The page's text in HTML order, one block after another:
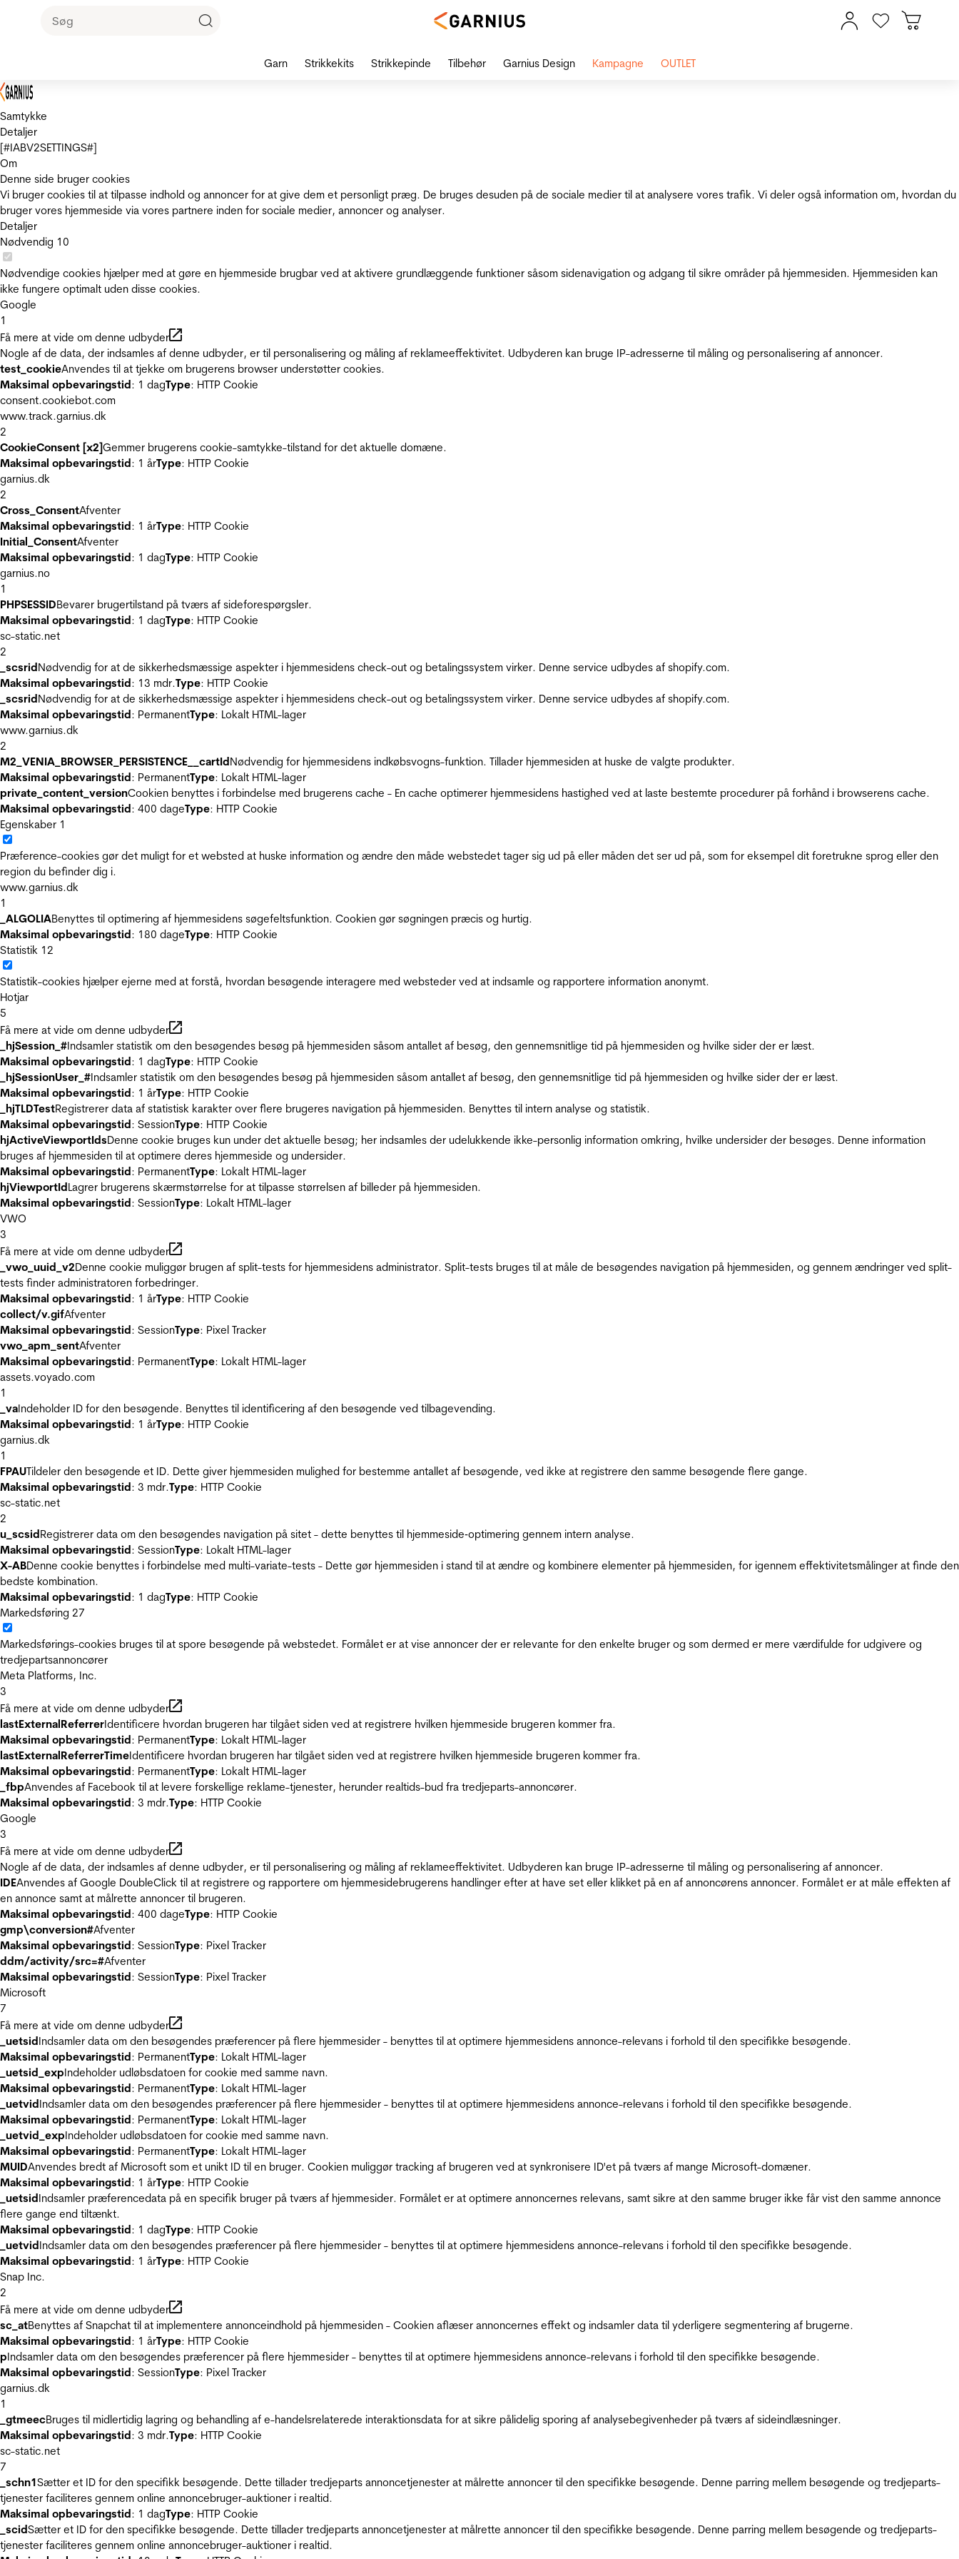
Samtykke
Detaljer
[#IABV2SETTINGS#]
Om
Denne side bruger cookies
Vi bruger cookies til at tilpasse indhold og annoncer for at give dem et personligt præg. De bruges desuden på de sociale medier til at analysere vores trafik. Vi deler også information om, hvordan du
bruger vores hjemmeside via vores partnere inden for sociale medier, annoncer og analyser.
Detaljer
Nødvendig 10
Nødvendige cookies hjælper med at gøre en hjemmeside brugbar ved at aktivere grundlæggende funktioner såsom sidenavigation og adgang til sikre områder på hjemmesiden. Hjemmesiden kan
ikke fungere optimalt uden disse cookies.
Google
1
Få mere at vide om denne udbyder
Nogle af de data, der indsamles af denne udbyder, er til personalisering og måling af reklameeffektivitet. Udbyderen kan bruge IP-adresserne til måling og personalisering af annoncer.
test_cookieAnvendes til at tjekke om brugerens browser understøtter cookies.
Maksimal opbevaringstid: 1 dagType: HTTP Cookie
consent.cookiebot.com
www.track.garnius.dk
2
CookieConsent [x2]Gemmer brugerens cookie-samtykke-tilstand for det aktuelle domæne.
Maksimal opbevaringstid: 1 årType: HTTP Cookie
garnius.dk
2
Cross_ConsentAfventer
Maksimal opbevaringstid: 1 årType: HTTP Cookie
Initial_ConsentAfventer
Maksimal opbevaringstid: 1 dagType: HTTP Cookie
garnius.no
1
PHPSESSIDBevarer brugertilstand på tværs af sideforespørgsler.
Maksimal opbevaringstid: 1 dagType: HTTP Cookie
sc-static.net
2
_scsridNødvendig for at de sikkerhedsmæssige aspekter i hjemmesidens check-out og betalingssystem virker. Denne service udbydes af shopify.com.
Maksimal opbevaringstid: 13 mdr.Type: HTTP Cookie
_scsridNødvendig for at de sikkerhedsmæssige aspekter i hjemmesidens check-out og betalingssystem virker. Denne service udbydes af shopify.com.
Maksimal opbevaringstid: PermanentType: Lokalt HTML-lager
www.garnius.dk
2
M2_VENIA_BROWSER_PERSISTENCE__cartIdNødvendig for hjemmesidens indkøbsvogns-funktion. Tillader hjemmesiden at huske de valgte produkter.
Maksimal opbevaringstid: PermanentType: Lokalt HTML-lager
private_content_versionCookien benyttes i forbindelse med brugerens cache - En cache optimerer hjemmesidens hastighed ved at laste bestemte procedurer på forhånd i browserens cache.
Maksimal opbevaringstid: 400 dageType: HTTP Cookie
Egenskaber 1
Præference-cookies gør det muligt for et websted at huske information og ændre den måde webstedet tager sig ud på eller måden det ser ud på, som for eksempel dit foretrukne sprog eller den
region du befinder dig i.
www.garnius.dk
1
_ALGOLIABenyttes til optimering af hjemmesidens søgefeltsfunktion. Cookien gør søgningen præcis og hurtig.
Maksimal opbevaringstid: 180 dageType: HTTP Cookie
Statistik 12
Statistik-cookies hjælper ejerne med at forstå, hvordan besøgende interagere med websteder ved at indsamle og rapportere information anonymt.
Hotjar
5
Få mere at vide om denne udbyder
_hjSession_#Indsamler statistik om den besøgendes besøg på hjemmesiden såsom antallet af besøg, den gennemsnitlige tid på hjemmesiden og hvilke sider der er læst.
Maksimal opbevaringstid: 1 dagType: HTTP Cookie
_hjSessionUser_#Indsamler statistik om den besøgendes besøg på hjemmesiden såsom antallet af besøg, den gennemsnitlige tid på hjemmesiden og hvilke sider der er læst.
Maksimal opbevaringstid: 1 årType: HTTP Cookie
_hjTLDTestRegistrerer data af statistisk karakter over flere brugeres navigation på hjemmesiden. Benyttes til intern analyse og statistik.
Maksimal opbevaringstid: SessionType: HTTP Cookie
hjActiveViewportIdsDenne cookie bruges kun under det aktuelle besøg; her indsamles der udelukkende ikke-personlig information omkring, hvilke undersider der besøges. Denne information
bruges af hjemmesiden til at optimere deres hjemmeside og undersider.
Maksimal opbevaringstid: PermanentType: Lokalt HTML-lager
hjViewportIdLagrer brugerens skærmstørrelse for at tilpasse størrelsen af billeder på hjemmesiden.
Maksimal opbevaringstid: SessionType: Lokalt HTML-lager
VWO
3
Få mere at vide om denne udbyder
_vwo_uuid_v2Denne cookie muliggør brugen af split-tests for hjemmesidens administrator. Split-tests bruges til at måle de besøgendes navigation på hjemmesiden, og gennem ændringer ved split-
tests finder administratoren forbedringer.
Maksimal opbevaringstid: 1 årType: HTTP Cookie
collect/v.gifAfventer
Maksimal opbevaringstid: SessionType: Pixel Tracker
vwo_apm_sentAfventer
Maksimal opbevaringstid: PermanentType: Lokalt HTML-lager
assets.voyado.com
1
_vaIndeholder ID for den besøgende. Benyttes til identificering af den besøgende ved tilbagevending.
Maksimal opbevaringstid: 1 årType: HTTP Cookie
garnius.dk
1
FPAUTildeler den besøgende et ID. Dette giver hjemmesiden mulighed for bestemme antallet af besøgende, ved ikke at registrere den samme besøgende flere gange.
Maksimal opbevaringstid: 3 mdr.Type: HTTP Cookie
sc-static.net
2
u_scsidRegistrerer data om den besøgendes navigation på sitet - dette benyttes til hjemmeside‐optimering gennem intern analyse.
Maksimal opbevaringstid: SessionType: Lokalt HTML-lager
X-ABDenne cookie benyttes i forbindelse med multi-variate-tests - Dette gør hjemmesiden i stand til at ændre og kombinere elementer på hjemmesiden, for igennem effektivitetsmålinger at finde den
bedste kombination.
Maksimal opbevaringstid: 1 dagType: HTTP Cookie
Markedsføring 27
Markedsførings-cookies bruges til at spore besøgende på webstedet. Formålet er at vise annoncer der er relevante for den enkelte bruger og som dermed er mere værdifulde for udgivere og
tredjepartsannoncører
Meta Platforms, Inc.
3
Få mere at vide om denne udbyder
lastExternalReferrerIdentificere hvordan brugeren har tilgået siden ved at registrere hvilken hjemmeside brugeren kommer fra.
Maksimal opbevaringstid: PermanentType: Lokalt HTML-lager
lastExternalReferrerTimeIdentificere hvordan brugeren har tilgået siden ved at registrere hvilken hjemmeside brugeren kommer fra.
Maksimal opbevaringstid: PermanentType: Lokalt HTML-lager
_fbpAnvendes af Facebook til at levere forskellige reklame-tjenester, herunder realtids-bud fra tredjeparts-annoncører.
Maksimal opbevaringstid: 3 mdr.Type: HTTP Cookie
Google
3
Få mere at vide om denne udbyder
Nogle af de data, der indsamles af denne udbyder, er til personalisering og måling af reklameeffektivitet. Udbyderen kan bruge IP-adresserne til måling og personalisering af annoncer.
IDEAnvendes af Google DoubleClick til at registrere og rapportere om hjemmesidebrugerens handlinger efter at have set eller klikket på en af annoncørens annoncer. Formålet er at måle effekten af
en annonce samt at målrette annoncer til brugeren.
Maksimal opbevaringstid: 400 dageType: HTTP Cookie
gmp\conversion#Afventer
Maksimal opbevaringstid: SessionType: Pixel Tracker
ddm/activity/src=#Afventer
Maksimal opbevaringstid: SessionType: Pixel Tracker
Microsoft
7
Få mere at vide om denne udbyder
_uetsidIndsamler data om den besøgendes præferencer på flere hjemmesider - benyttes til at optimere hjemmesidens annonce-relevans i forhold til den specifikke besøgende.
Maksimal opbevaringstid: PermanentType: Lokalt HTML-lager
_uetsid_expIndeholder udløbsdatoen for cookie med samme navn.
Maksimal opbevaringstid: PermanentType: Lokalt HTML-lager
_uetvidIndsamler data om den besøgendes præferencer på flere hjemmesider - benyttes til at optimere hjemmesidens annonce-relevans i forhold til den specifikke besøgende.
Maksimal opbevaringstid: PermanentType: Lokalt HTML-lager
_uetvid_expIndeholder udløbsdatoen for cookie med samme navn.
Maksimal opbevaringstid: PermanentType: Lokalt HTML-lager
MUIDAnvendes bredt af Microsoft som et unikt ID til en bruger. Cookien muliggør tracking af brugeren ved at synkronisere ID'et på tværs af mange Microsoft-domæner.
Maksimal opbevaringstid: 1 årType: HTTP Cookie
_uetsidIndsamler præferencedata på en specifik bruger på tværs af hjemmesider. Formålet er at optimere annoncernes relevans, samt sikre at den samme bruger ikke får vist den samme annonce
flere gange end tiltænkt.
Maksimal opbevaringstid: 1 dagType: HTTP Cookie
_uetvidIndsamler data om den besøgendes præferencer på flere hjemmesider - benyttes til at optimere hjemmesidens annonce-relevans i forhold til den specifikke besøgende.
Maksimal opbevaringstid: 1 årType: HTTP Cookie
Snap Inc.
2
Få mere at vide om denne udbyder
sc_atBenyttes af Snapchat til at implementere annonceindhold på hjemmesiden - Cookien aflæser annoncernes effekt og indsamler data til yderligere segmentering af brugerne.
Maksimal opbevaringstid: 1 årType: HTTP Cookie
pIndsamler data om den besøgendes præferencer på flere hjemmesider - benyttes til at optimere hjemmesidens annonce-relevans i forhold til den specifikke besøgende.
Maksimal opbevaringstid: SessionType: Pixel Tracker
garnius.dk
1
_gtmeecBruges til midlertidig lagring og behandling af e-handelsrelaterede interaktionsdata for at sikre pålidelig sporing af analysebegivenheder på tværs af sideindlæsninger.
Maksimal opbevaringstid: 3 mdr.Type: HTTP Cookie
sc-static.net
7
_schn1Sætter et ID for den specifikk besøgende. Dette tillader tredjeparts annoncetjenester at målrette annoncer til den specifikke besøgende. Denne parring mellem besøgende og tredjeparts-
tjenester faciliteres gennem online annoncebruger-auktioner i realtid.
Maksimal opbevaringstid: 1 dagType: HTTP Cookie
_scidSætter et ID for den specifikke besøgende. Dette tillader tredjeparts annoncetjenester at målrette annoncer til den specifikke besøgende. Denne parring mellem besøgende og tredjeparts-
tjenester faciliteres gennem online annoncebruger-auktioner i realtid.
Garn Strikkekits Strikkepinde Tilbehør Garnius Design Kampagne OUTLET